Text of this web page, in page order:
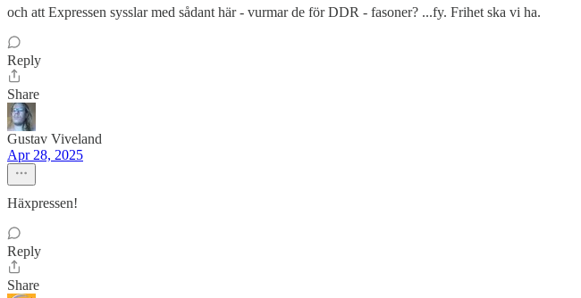
och att Expressen sysslar med sådant här - vurmar de för DDR - fasoner? ...fy. Frihet ska vi ha.
Reply
Share
Gustav Viveland
Apr 28, 2025
Häxpressen!
Reply
Share